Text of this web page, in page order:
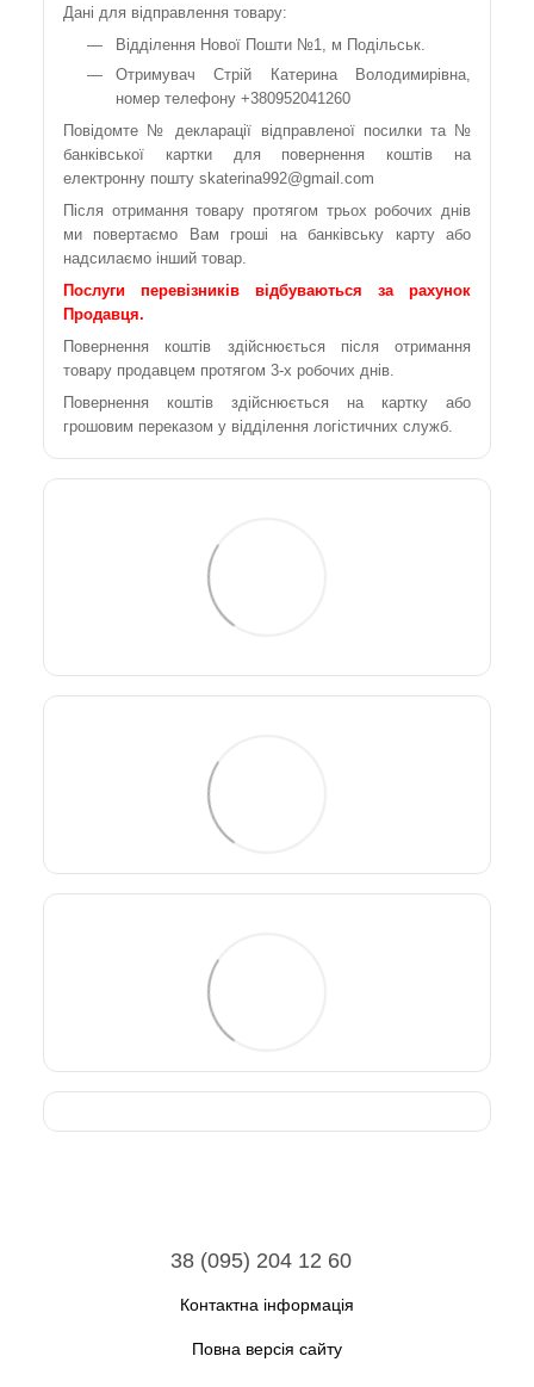
Дані для відправлення товару:
Відділення Нової Пошти №1, м Подільськ.
Отримувач Стрій Катерина Володимирівна,
номер телефону +380952041260
Повідомте № декларації відправленої посилки та №
банківської картки для повернення коштів на
електронну пошту skaterina992@gmail.com
Після отримання товару протягом трьох робочих днів
ми повертаємо Вам гроші на банківську карту або
надсилаємо інший товар.
Послуги перевізників відбуваються за рахунок
Продавця.
Повернення коштів здійснюється після отримання
товару продавцем протягом 3-х робочих днів.
Повернення коштів здійснюється на картку або
грошовим переказом у відділення логістичних служб.
38 (095) 204 12 60
Контактна інформація
Повна версія сайту